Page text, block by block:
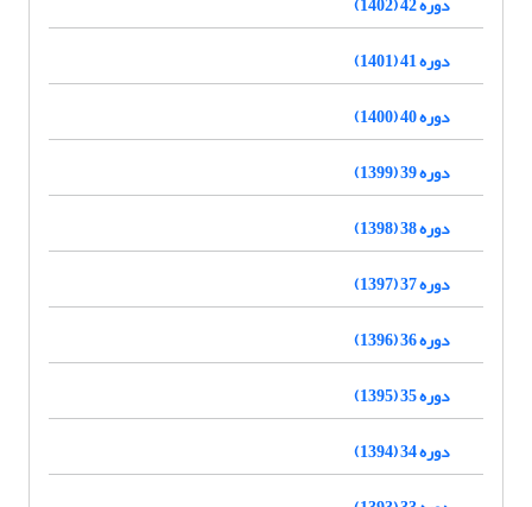
دوره 41 (1401)
دوره 40 (1400)
دوره 39 (1399)
دوره 38 (1398)
دوره 37 (1397)
دوره 36 (1396)
دوره 35 (1395)
دوره 34 (1394)